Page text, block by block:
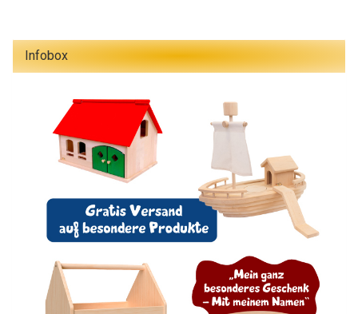
Infobox